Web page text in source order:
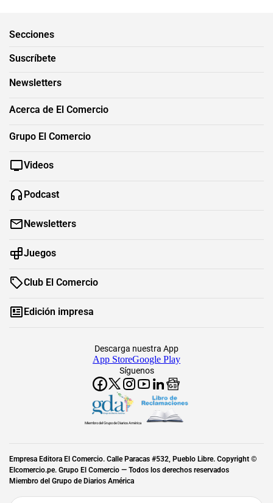
Secciones
Suscríbete
Newsletters
Acerca de El Comercio
Grupo El Comercio
Videos
Podcast
Newsletters
Juegos
Club El Comercio
Edición impresa
Síguenos
Descarga nuestra App
App StoreGoogle Play
Miembro del Grupo de Diarios América
Empresa Editora El Comercio. Calle Paracas #532, Pueblo Libre. Copyright ©
Elcomercio.pe. Grupo El Comercio — Todos los derechos reservados
Miembro del Grupo de Diarios América